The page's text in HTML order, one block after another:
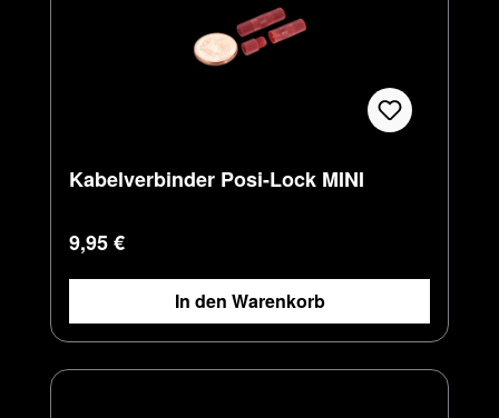
Kabelverbinder Posi-Lock MINI
Regulärer Preis:
9,95 €
In den Warenkorb